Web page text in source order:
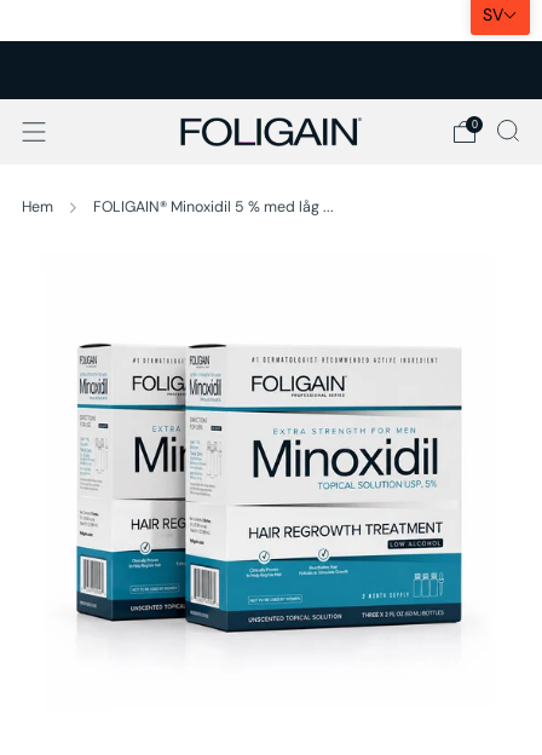
0
Hem FOLIGAIN® Minoxidil 5 % med låg ...
SV